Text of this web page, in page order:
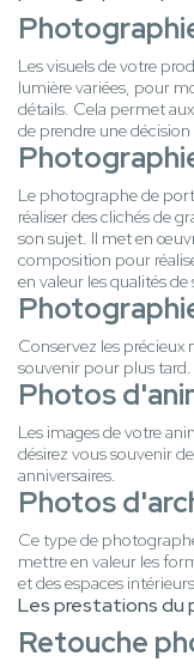
Les visuels de votre
lumière variées, pour
détails. Cela permet
de prendre une
Le photographe de
réaliser des clichés de
son sujet. Il met en
composition pour
en valeur les qualités
Conservez les
souvenir pour plus tard.
Photos
Les images de votre
désirez vous souvenir
anniversaires.
Photos
Ce type de
mettre en valeur les
et des espaces
Les prestations du
Retouche